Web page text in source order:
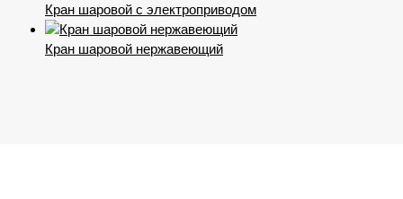
Кран шаровой с электроприводом
Кран шаровой нержавеющий